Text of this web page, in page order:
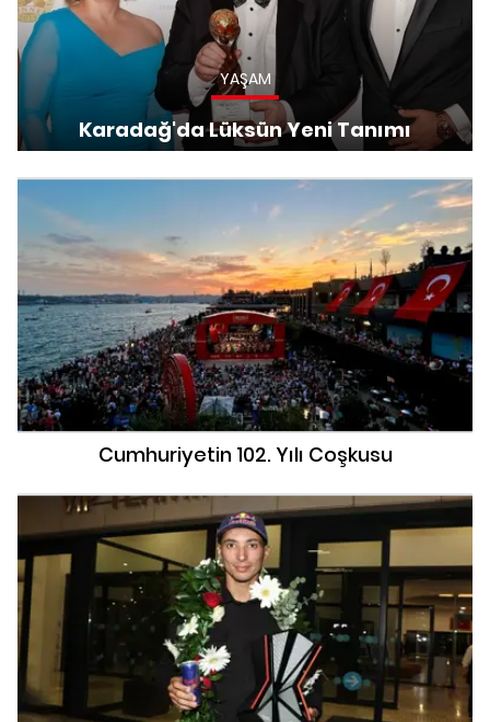
YAŞAM
Karadağ'da Lüksün Yeni Tanımı
Cumhuriyetin 102. Yılı Coşkusu